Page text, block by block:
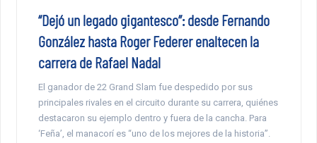
“Dejó un legado gigantesco”: desde Fernando
González hasta Roger Federer enaltecen la
carrera de Rafael Nadal
El ganador de 22 Grand Slam fue despedido por sus
principales rivales en el circuito durante su carrera, quiénes
destacaron su ejemplo dentro y fuera de la cancha. Para
‘Feña’, el manacorí es “uno de los mejores de la historia”.